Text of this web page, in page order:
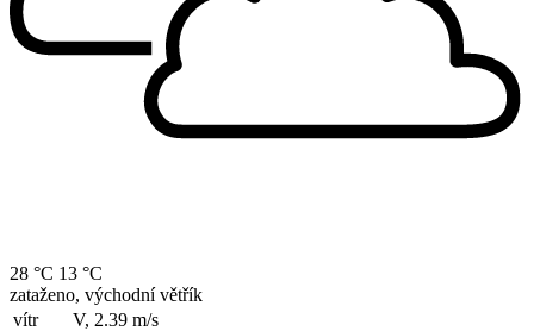
28 °C 13 °C
zataženo, východní větřík
vítr
V, 2.39 m/s